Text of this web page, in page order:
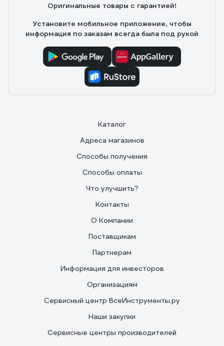
Оригинальные товары с гарантией!
Установите мобильное приложение, чтобы
информация по заказам всегда была под рукой
Каталог
Адреса магазинов
Способы получения
Способы оплаты
Что улучшить?
Контакты
О Компании
Поставщикам
Партнерам
Информация для инвесторов
Организациям
Сервисный центр ВсеИнструменты.ру
Наши закупки
Сервисные центры производителей